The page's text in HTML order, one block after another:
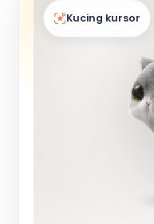
Kucing kursor